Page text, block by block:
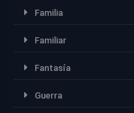
Familia
Familiar
Fantasía
Guerra